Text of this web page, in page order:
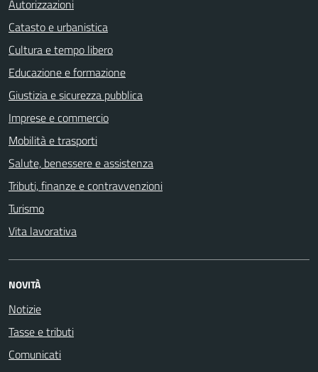
Autorizzazioni
Catasto e urbanistica
Cultura e tempo libero
Educazione e formazione
Giustizia e sicurezza pubblica
Imprese e commercio
Mobilità e trasporti
Salute, benessere e assistenza
Tributi, finanze e contravvenzioni
Turismo
Vita lavorativa
NOVITÀ
Notizie
Tasse e tributi
Comunicati